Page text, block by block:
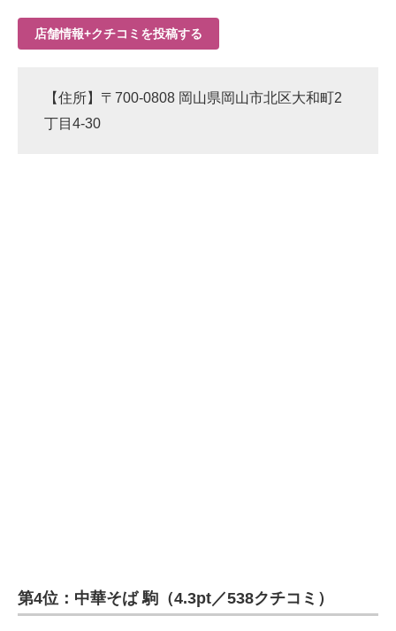
店舗情報+クチコミを投稿する
【住所】〒700-0808 岡山県岡山市北区大和町2
丁目4-30
第4位：中華そば 駒（4.3pt／538クチコミ）